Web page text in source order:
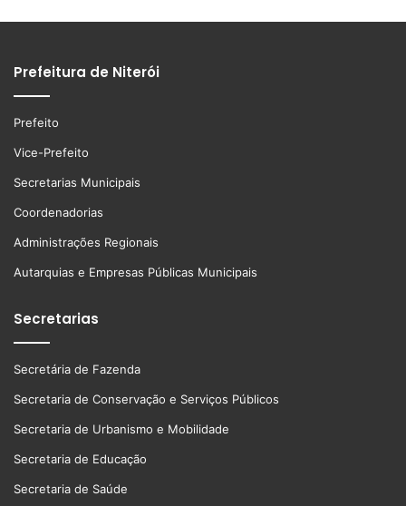
Prefeitura de Niterói
Prefeito
Vice-Prefeito
Secretarias Municipais
Coordenadorias
Administrações Regionais
Autarquias e Empresas Públicas Municipais
Secretarias
Secretária de Fazenda
Secretaria de Conservação e Serviços Públicos
Secretaria de Urbanismo e Mobilidade
Secretaria de Educação
Secretaria de Saúde